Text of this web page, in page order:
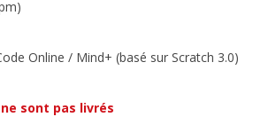
Online / Mind+ (basé sur Scratch 3.0)
sont pas livrés